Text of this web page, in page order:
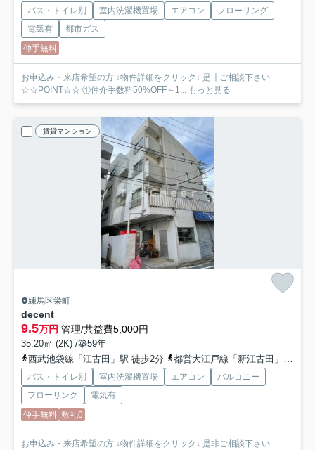
バス・トイレ別 室内洗濯機置場 エアコン
フローリング
電気有
都市ガス
仲手無料
お申込み・来店希望の方 ↓物件詳細をクリック↓ 是非ご相談下さい
☆☆POINT☆☆ ①仲介手数料50%OFF～1...
もっと見る
賃貸マンション
練馬区栄町
decent
9.5万円 管理/共益費5,000円
35.20㎡ (2K) /築59年
西武池袋線「江古田」駅 徒歩2分
都営大江戸線「新江古田」駅 徒歩8分
バス・トイレ別 室内洗濯機置場 エアコン
バルコニー
フローリング
電気有
仲手無料 敷礼0
お申込み・来店希望の方 ↓物件詳細をクリック↓ 是非ご相談下さい